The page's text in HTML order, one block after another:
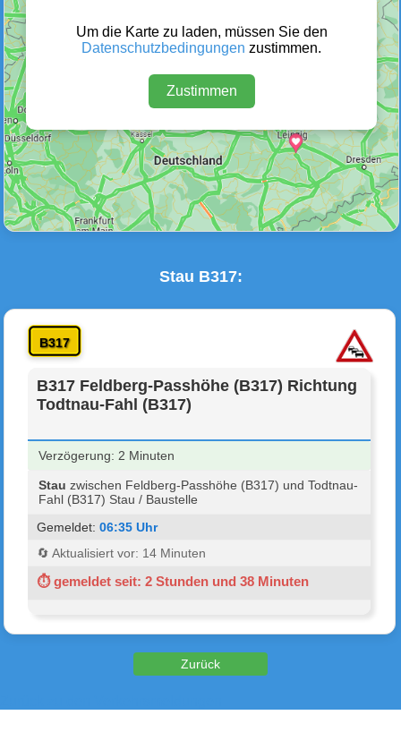
Defektes Fahrzeug
Um die Karte zu laden, müssen Sie den
Datenschutzbedingungen zustimmen.
Zustimmen
Stau B317:
B317
B317 Feldberg-Passhöhe (B317) Richtung
Todtnau-Fahl (B317)
Verzögerung: 2 Minuten
Stau zwischen Feldberg-Passhöhe (B317) und Todtnau-
Fahl (B317) Stau / Baustelle
Gemeldet:06:35 Uhr
🔄 Aktualisiert vor: 14 Minuten
⏱ gemeldet seit: 2 Stunden und 38 Minuten